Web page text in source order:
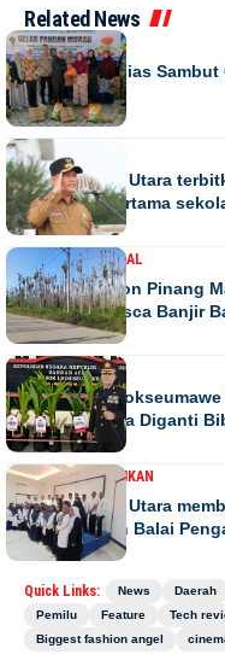
Related News
DAERAH
Warga Antusias
Barona Jaya
DAERAH
Bupati Aceh Utara
anak hari pertama
DAERAHNASIONAL
Ribuan Pohon Pinang
Terpuruk Pasca Banjir
DAERAHNEWS
Kapolres
Papan Bunga Diganti
DAERAHPENDIDIKAN
Bupati Aceh Utara
pengawasan Balai
Quick Links: News Daerah
Pemilu
Feature Tech
Biggest fashion angel